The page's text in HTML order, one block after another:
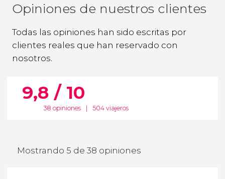
Opiniones de nuestros clientes
Todas las opiniones han sido escritas por
clientes reales que han reservado con
nosotros.
9,8 / 10
38 opiniones 504 viajeros
Mostrando 5 de 38 opiniones